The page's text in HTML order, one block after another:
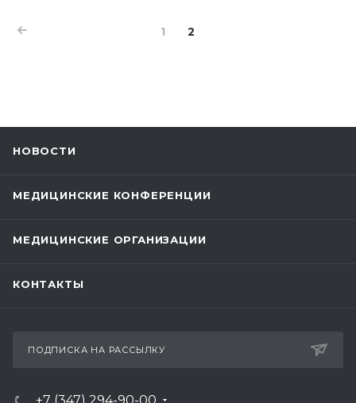
1 2
НОВОСТИ
МЕДИЦИНСКИЕ КОНФЕРЕНЦИИ
МЕДИЦИНСКИЕ ОРГАНИЗАЦИИ
КОНТАКТЫ
ПОДПИСКА НА РАССЫЛКУ